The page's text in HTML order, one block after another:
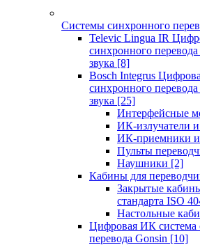
Системы синхронного
Televic Lingua IR
синхронного
звука [8]
Bosch Integrus
синхронного
звука [25]
Интерфейсные
ИК-излучатели и
ИК-приемники и
Пульты
Наушники [2]
Кабины для
Закрытые
стандарта ISO
Настольные
Цифровая ИК система
перевода Gonsin [10]